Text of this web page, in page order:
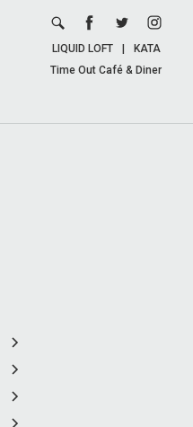
LIQUID LOFT
KATA
Time Out Café & Diner